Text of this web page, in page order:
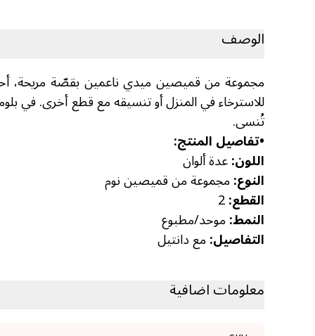
الوصف
مجموعة من قميصين ميدي ناعمين بقصّة مريحة،
للاسترخاء في المنزل أو تنسيقه مع قطع أخرى. في
تُنسى.
•تفاصيل المنتج:
اللون:عدة ألوان
النوع:مجموعة من قميصين نوم
القطع:
النمط:موحد/مطبوع
التفاصيل:مع دانتيل
معلومات اضافية